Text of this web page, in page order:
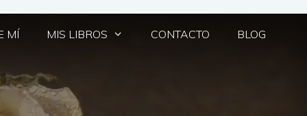
MÍ MIS LIBROS CONTACTO BLOG